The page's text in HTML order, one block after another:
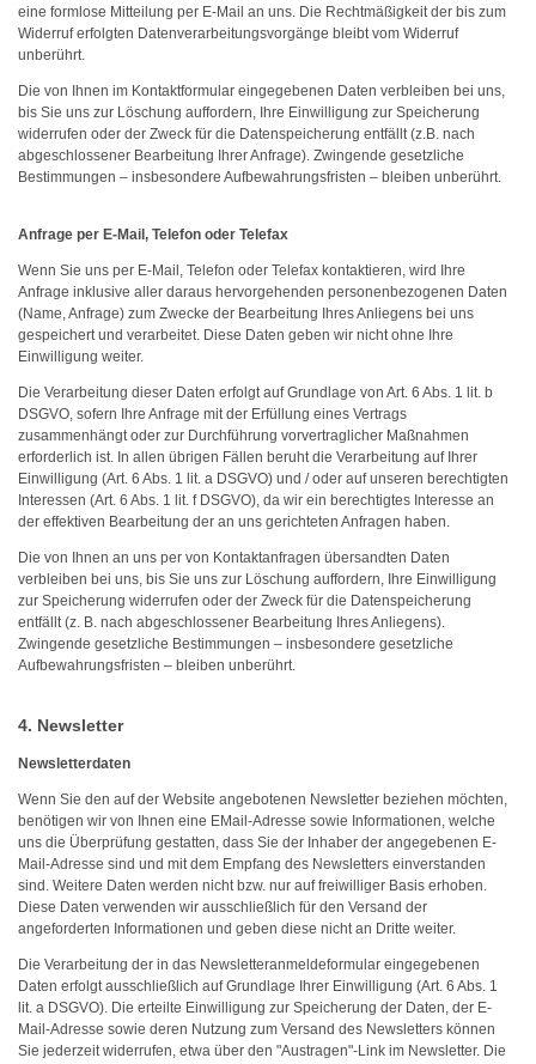
eine formlose Mitteilung per E-Mail an uns. Die Rechtmäßigkeit der bis zum
Widerruf erfolgten Datenverarbeitungsvorgänge bleibt vom Widerruf
unberührt.
Die von Ihnen im Kontaktformular eingegebenen Daten verbleiben bei uns,
bis Sie uns zur Löschung auffordern, Ihre Einwilligung zur Speicherung
widerrufen oder der Zweck für die Datenspeicherung entfällt (z.B. nach
abgeschlossener Bearbeitung Ihrer Anfrage). Zwingende gesetzliche
Bestimmungen – insbesondere Aufbewahrungsfristen – bleiben unberührt.
Anfrage per E-Mail, Telefon oder Telefax
Wenn Sie uns per E-Mail, Telefon oder Telefax kontaktieren, wird Ihre
Anfrage inklusive aller daraus hervorgehenden personenbezogenen Daten
(Name, Anfrage) zum Zwecke der Bearbeitung Ihres Anliegens bei uns
gespeichert und verarbeitet. Diese Daten geben wir nicht ohne Ihre
Einwilligung weiter.
Die Verarbeitung dieser Daten erfolgt auf Grundlage von Art. 6 Abs. 1 lit. b
DSGVO, sofern Ihre Anfrage mit der Erfüllung eines Vertrags
zusammenhängt oder zur Durchführung vorvertraglicher Maßnahmen
erforderlich ist. In allen übrigen Fällen beruht die Verarbeitung auf Ihrer
Einwilligung (Art. 6 Abs. 1 lit. a DSGVO) und / oder auf unseren berechtigten
Interessen (Art. 6 Abs. 1 lit. f DSGVO), da wir ein berechtigtes Interesse an
der effektiven Bearbeitung der an uns gerichteten Anfragen haben.
Die von Ihnen an uns per von Kontaktanfragen übersandten Daten
verbleiben bei uns, bis Sie uns zur Löschung auffordern, Ihre Einwilligung
zur Speicherung widerrufen oder der Zweck für die Datenspeicherung
entfällt (z. B. nach abgeschlossener Bearbeitung Ihres Anliegens).
Zwingende gesetzliche Bestimmungen – insbesondere gesetzliche
Aufbewahrungsfristen – bleiben unberührt.
4. Newsletter
Newsletterdaten
Wenn Sie den auf der Website angebotenen Newsletter beziehen möchten,
benötigen wir von Ihnen eine EMail-Adresse sowie Informationen, welche
uns die Überprüfung gestatten, dass Sie der Inhaber der angegebenen E-
Mail-Adresse sind und mit dem Empfang des Newsletters einverstanden
sind. Weitere Daten werden nicht bzw. nur auf freiwilliger Basis erhoben.
Diese Daten verwenden wir ausschließlich für den Versand der
angeforderten Informationen und geben diese nicht an Dritte weiter.
Die Verarbeitung der in das Newsletteranmeldeformular eingegebenen
Daten erfolgt ausschließlich auf Grundlage Ihrer Einwilligung (Art. 6 Abs. 1
lit. a DSGVO). Die erteilte Einwilligung zur Speicherung der Daten, der E-
Mail-Adresse sowie deren Nutzung zum Versand des Newsletters können
Sie jederzeit widerrufen, etwa über den "Austragen"-Link im Newsletter. Die